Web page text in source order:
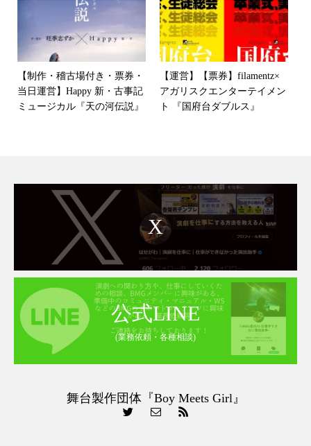
【制作・稽古場付き・票券・
当日運営】Happy 新・古事記
ミュージカル『天の河伝説』
【運営】【票券】filamentz×
アガリスクエンターテイメン
ト 『国府台ダブルス』
X
公式LINE
(業務依頼・各種相談)
舞台製作団体『Boy Meets Girl』